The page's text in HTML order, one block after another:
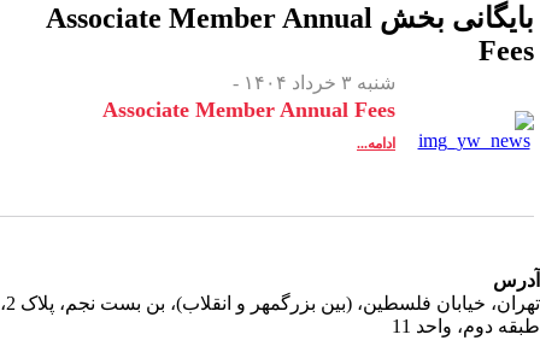
بخشAssociate Member Annual
شنبه ۳ خرداد ۱۴۰۴ -
Associate Member Annual Fees
ادامه...
تهران، خیابان فلسطین، (بین بزرگمهر و انقلاب)، بن بست نجم، پلاک 2،
دوم، واحد 11